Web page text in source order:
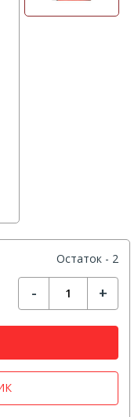
Остаток - 2
- +